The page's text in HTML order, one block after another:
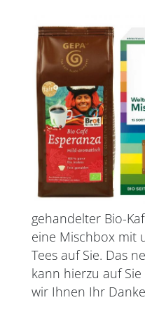
gehandelter Bio-
eine Mischbox mit
Tees auf Sie. Das
kann hierzu auf
wir Ihnen Ihr